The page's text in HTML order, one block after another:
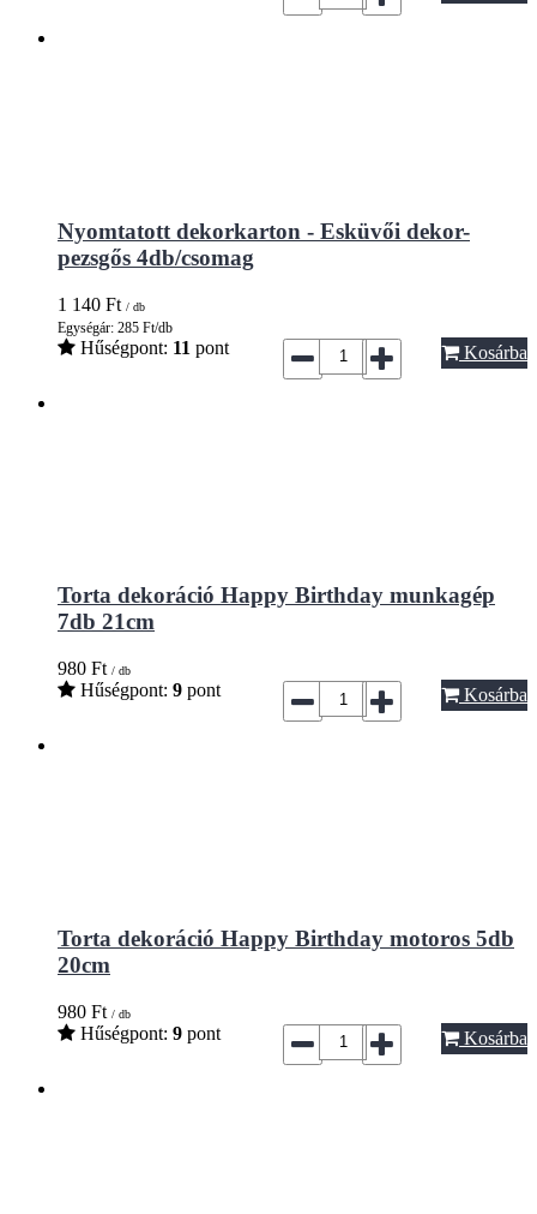
Nyomtatott dekorkarton - Esküvői dekor-
pezsgős 4db/csomag
1 140 Ft / db
Egységár: 285 Ft/db
Hűségpont: 11 pont Kosárba
Torta dekoráció Happy Birthday munkagép
7db 21cm
980 Ft / db
Hűségpont: 9 pont Kosárba
Torta dekoráció Happy Birthday motoros 5db
20cm
980 Ft / db
Hűségpont: 9 pont Kosárba